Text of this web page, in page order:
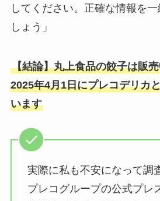
してください。正確な情報を
しょう」
【結論】丸上食品の餃子は販
2025年4月1日にプレコデリカ
います
実際に私も不安になって調
プレコグループの公式プレ